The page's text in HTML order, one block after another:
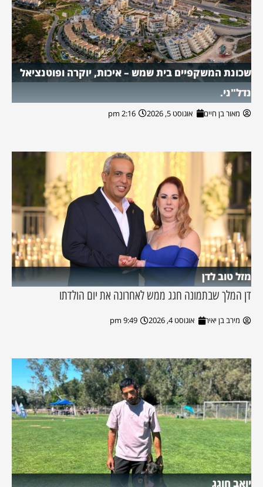
שכונת המשקפיים בית שמש – איכות, יוקרה ופוטנציאל
נדל"ני.
מאור בן חיים אוגוסט 5, 2026 2:16 pm
מזל טוב לדן
דן המלך שבתמונה חגג ממש לאחרונה את יום הולדתו
מירב בן יאיר אוגוסט 4, 2026 9:49 pm
יואב חוגג